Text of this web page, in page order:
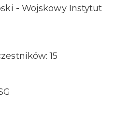
- Wojskowy Instytut
15